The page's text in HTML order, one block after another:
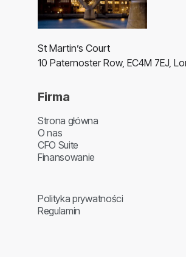
St Martin’s Court
10 Paternoster Row, EC4M 7EJ,
Firma
Strona główna
O nas
CFO Suite
Finansowanie
Polityka prywatności
Regulamin